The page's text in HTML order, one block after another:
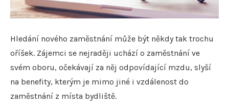
Hledání nového zaměstnání může být někdy tak trochu
oříšek. Zájemci se nejraději uchází o zaměstnání ve
svém oboru, očekávají za něj odpovídající mzdu, slyší
na benefity, kterým je mimo jiné i vzdálenost do
zaměstnání z místa bydliště.